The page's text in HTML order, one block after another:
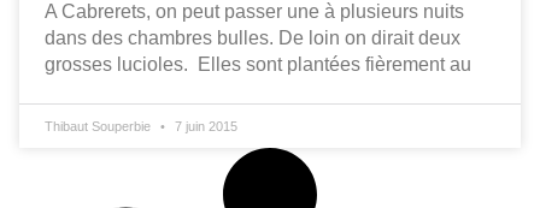
A Cabrerets, on peut passer une à plusieurs nuits
dans des chambres bulles. De loin on dirait deux
grosses lucioles. Elles sont plantées fièrement au
Thibaut Souperbie 7 juin 2015